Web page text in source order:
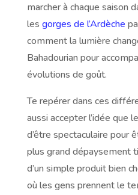
marcher à chaque saison
les gorges de l’Ardèche
comment la lumière
Bahadourian pour
évolutions de goût.
Te repérer dans ces
aussi accepter l’idée que
d’être spectaculaire pour
plus grand dépaysement
d’un simple produit bien
où les gens prennent le